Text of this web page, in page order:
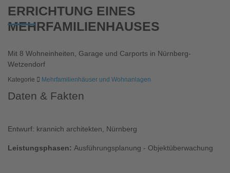
ERRICHTUNG EINES
MEHRFAMILIENHAUSES
Mit 8 Wohneinheiten, Garage und Carports in Nürnberg-
Wetzendorf
Kategorie Mehrfamilienhäuser und Wohnanlagen
Daten & Fakten
Entwurf: krannich architekten, Nürnberg
Leistungsphasen: Ausführungsplanung - Objektüberwachung